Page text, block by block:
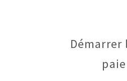
Démarrer